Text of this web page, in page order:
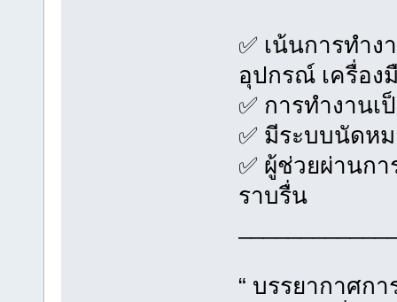
✅ เน้นการทำง
อุปกรณ์ เครื่อง
✅ การทำงาน
✅ มีระบบนัดห
✅ ผู้ช่วยผ่านก
ราบรื่น
“ บรรยากาศก